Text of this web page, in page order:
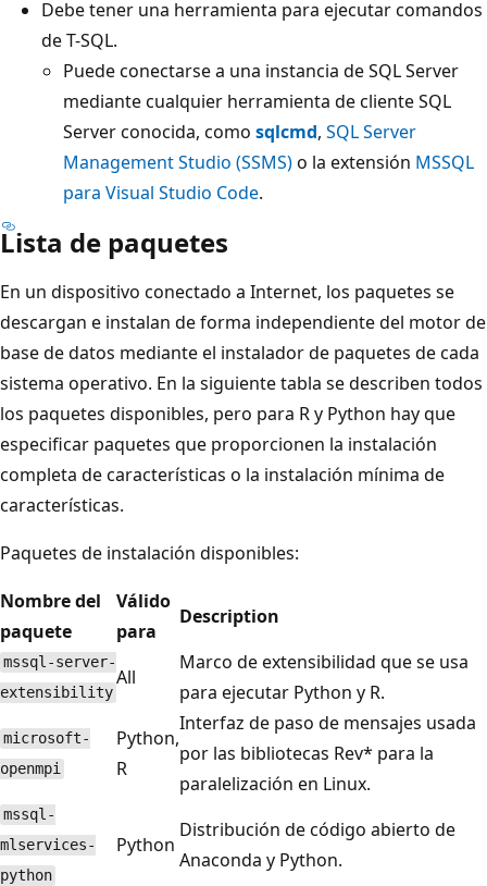
Debe tener una herramienta para ejecutar comandos
de T-SQL.
Puede conectarse a una instancia de SQL Server
mediante cualquier herramienta de cliente SQL
Server conocida, como sqlcmd, SQL Server
Management Studio (SSMS)o la extensión MSSQL
para Visual Studio Code.
Lista de paquetes
En un dispositivo conectado a Internet, los paquetes se
descargan e instalan de forma independiente del motor de
base de datos mediante el instalador de paquetes de cada
sistema operativo. En la siguiente tabla se describen todos
los paquetes disponibles, pero para R y Python hay que
especificar paquetes que proporcionen la instalación
completa de características o la instalación mínima de
características.
Paquetes de instalación disponibles:
Nombre del
paquete
Válido
para
Description
mssql-server-
extensibility
All
Marco de extensibilidad que se usa
para ejecutar Python y R.
microsoft-
openmpi
Python,
R
Interfaz de paso de mensajes usada
por las bibliotecas Rev* para la
paralelización en Linux.
mssql-
mlservices-
python
Python
Distribución de código abierto de
Anaconda y Python.